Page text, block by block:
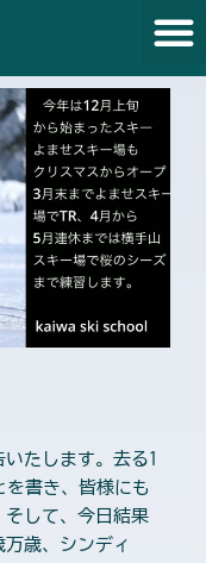
たします。去る1
を書き、皆様にも
そして、今日結果
歳、シンディ